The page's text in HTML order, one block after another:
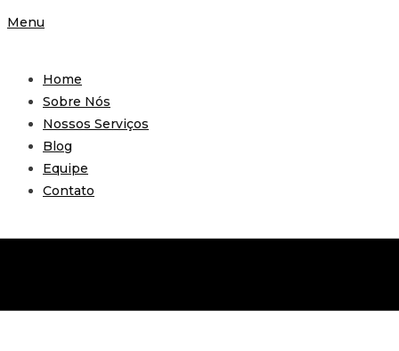
Menu
Home
Sobre Nós
Nossos Serviços
Blog
Equipe
Contato